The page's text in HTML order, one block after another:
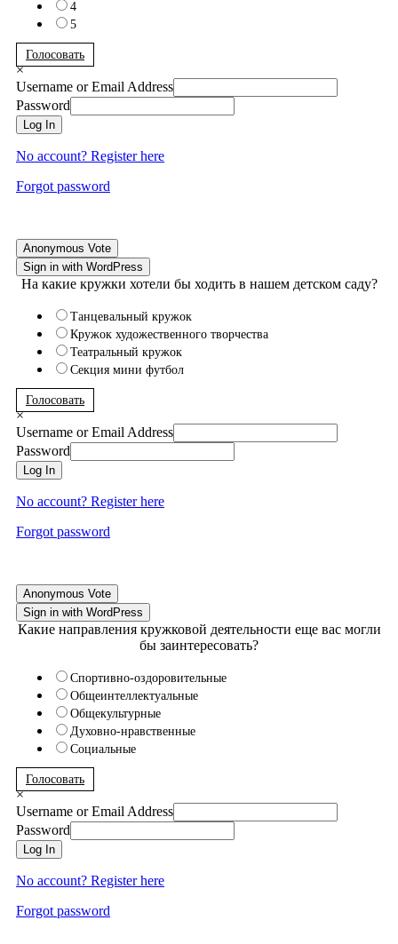
4
5
Голосовать
×
Username or Email Address
Password
Log In
No account? Register here
Forgot password
Anonymous Vote
Sign in with WordPress
На какие кружки хотели бы ходить в нашем детском саду?
Танцевальный кружок
Кружок художественного творчества
Театральный кружок
Секция мини футбол
Голосовать
×
Username or Email Address
Password
Log In
No account? Register here
Forgot password
Anonymous Vote
Sign in with WordPress
Какие направления кружковой деятельности еще вас могли
бы заинтересовать?
Спортивно-оздоровительные
Общеинтеллектуальные
Общекультурные
Духовно-нравственные
Социальные
Голосовать
×
Username or Email Address
Password
Log In
No account? Register here
Forgot password